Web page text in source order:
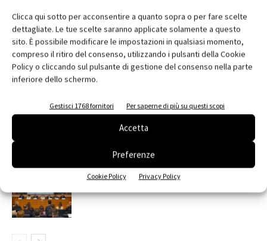
Clicca qui sotto per acconsentire a quanto sopra o per fare scelte
dettagliate. Le tue scelte saranno applicate solamente a questo
sito. È possibile modificare le impostazioni in qualsiasi momento,
compreso il ritiro del consenso, utilizzando i pulsanti della Cookie
Policy o cliccando sul pulsante di gestione del consenso nella parte
inferiore dello schermo.
Gestisci 1768 fornitori Per saperne di più su questi scopi
Accetta
Preferenze
Cookie Policy Privacy Policy
RELATED ARTICLES MORE FROM AUTHOR
Saint-Gobain Architecture Student
Contest 2026
Edilizia, VELUX e SIMA al Senato